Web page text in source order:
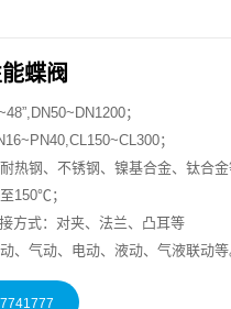
蝶阀
；
；
热钢、不锈钢、镍基合金、钛合金
150℃；
对夹、法兰、凸耳等
、气动、电动、液动、气液联动等